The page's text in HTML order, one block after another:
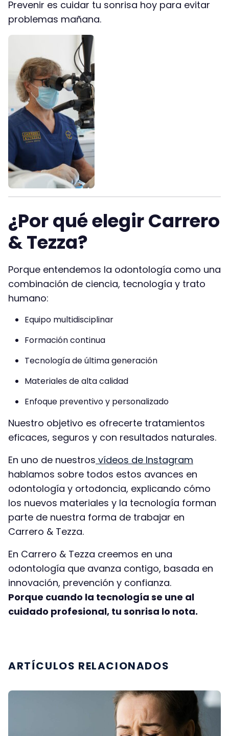
Prevenir es cuidar tu sonrisa hoy para evitar
problemas mañana.
¿Por qué elegir Carrero
& Tezza?
Porque entendemos la odontología como una
combinación de ciencia, tecnología y trato
humano:
Equipo multidisciplinar
Formación continua
Tecnología de última generación
Materiales de alta calidad
Enfoque preventivo y personalizado
Nuestro objetivo es ofrecerte tratamientos
eficaces, seguros y con resultados naturales.
En uno de nuestros vídeos de Instagram
hablamos sobre todos estos avances en
odontología y ortodoncia, explicando cómo
los nuevos materiales y la tecnología forman
parte de nuestra forma de trabajar en
Carrero & Tezza.
En Carrero & Tezza creemos en una
odontología que avanza contigo, basada en
innovación, prevención y confianza.
Porque cuando la tecnología se une al
cuidado profesional, tu sonrisa lo nota.
ARTÍCULOS RELACIONADOS